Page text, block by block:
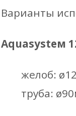
Варианты
Aquasysteм
желоб:
труба: